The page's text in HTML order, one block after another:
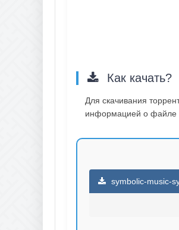
Как качать?
Для скачивания
информацией о файле
symbolic-music-